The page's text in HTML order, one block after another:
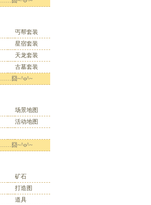
丐帮套装
星宿套装
天龙套装
古墓套装
囧~^o^~
场景地图
活动地图
囧~^o^~
矿石
打造图
道具